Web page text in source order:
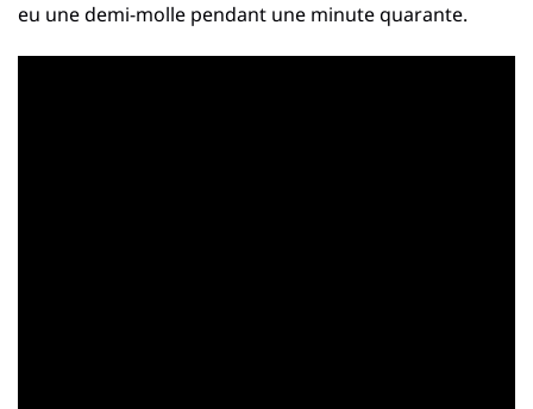
eu une demi-molle pendant une minute quarante.